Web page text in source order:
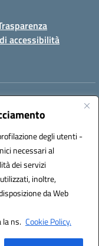
degli utenti -
necessari al
dei servizi
inoltre,
da Web
la ns. Cookie Policy.
accessibilità
S.r.l.
Italia